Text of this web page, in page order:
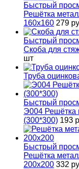
Быстрый
Решётка
160х160 279
Быстрый
Скоба для
шт
Труба
Быстрый
Э004 Решётка
(300*300) 193
Быстрый
Решётка
200х200 332